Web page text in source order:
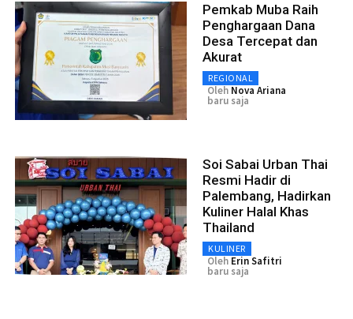
Pemkab Muba Raih
Penghargaan Dana
Desa Tercepat dan
Akurat
REGIONAL
Oleh Nova Ariana
baru saja
Soi Sabai Urban Thai
Resmi Hadir di
Palembang, Hadirkan
Kuliner Halal Khas
Thailand
KULINER
Oleh Erin Safitri
baru saja